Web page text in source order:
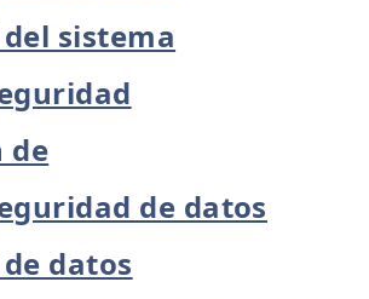
sistema
de
de datos
datos